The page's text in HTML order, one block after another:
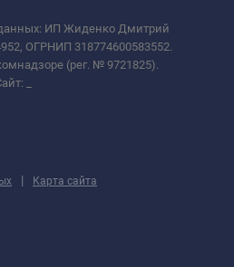
ИП Жиденко Дмитрий
ОГРНИП 318774600583552.
(рег. № 9721825).
| Карта сайта